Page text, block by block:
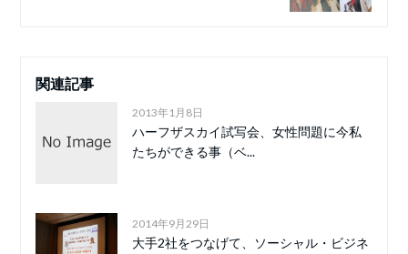
関連記事
2013年1月8日
ハーフザスカイ試写会、女性問題に今私
たちができる事（ベ...
2014年9月29日
大手2社をつなげて、ソーシャル・ビジネ